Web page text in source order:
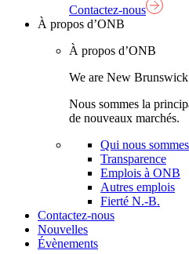
Contactez-nous
À propos d’ONB
À propos d’ONB
We are New
Nous sommes la
de nouveaux marchés.
Qui nous sommes
Transparence
Emplois à ONB
Autres emplois
Fierté N.-B.
Contactez-nous
Nouvelles
Évènements